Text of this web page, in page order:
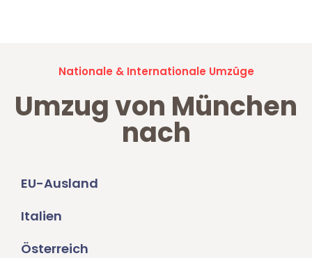
Nationale & Internationale Umzüge
Umzug von München
nach
EU-Ausland
Italien
Österreich